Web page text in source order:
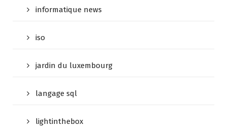
informatique news
iso
jardin du luxembourg
langage sql
lightinthebox